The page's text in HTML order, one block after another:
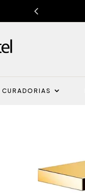
CURADORIAS